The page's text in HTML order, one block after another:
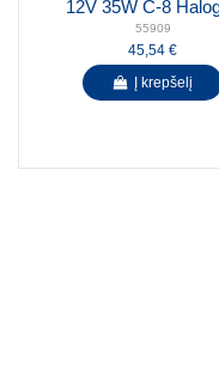
12V 35W C-8
55909
45,54 €
Į krepšelį